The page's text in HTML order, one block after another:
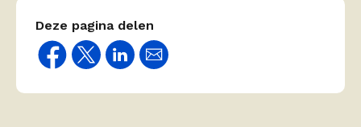
Deze pagina delen